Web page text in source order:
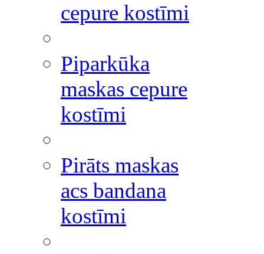
cepure kostīmi
Piparkūka
maskas cepure
kostīmi
Pirāts maskas
acs bandana
kostīmi